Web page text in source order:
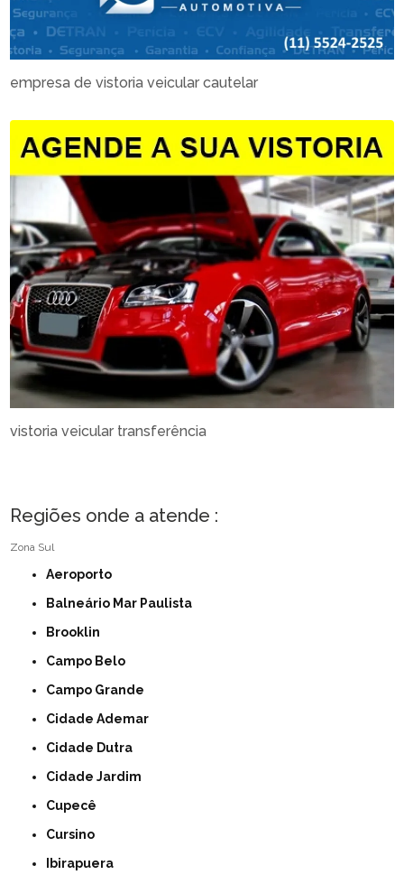
empresa de vistoria veicular cautelar
vistoria veicular transferência
Regiões onde a atende :
Zona Sul
Aeroporto
Balneário Mar Paulista
Brooklin
Campo Belo
Campo Grande
Cidade Ademar
Cidade Dutra
Cidade Jardim
Cupecê
Cursino
Ibirapuera